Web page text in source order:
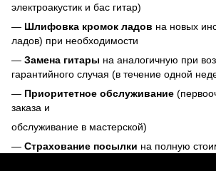
электроакустик и бас гитар)
— Шлифовка кромок ладов на новых
ладов) при необходимости
— Замена гитары на аналогичную при
гарантийного случая (в течение одной
— Приоритетное обслуживание
заказа и
обслуживание в мастерской)
— Страхование посылки на полную